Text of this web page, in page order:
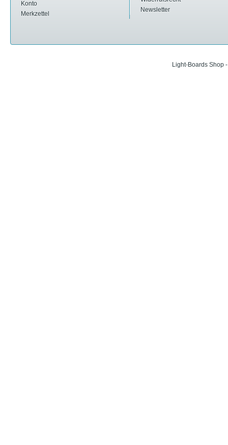
Konto
Merkzettel
Newsletter
Light-Boards Shop